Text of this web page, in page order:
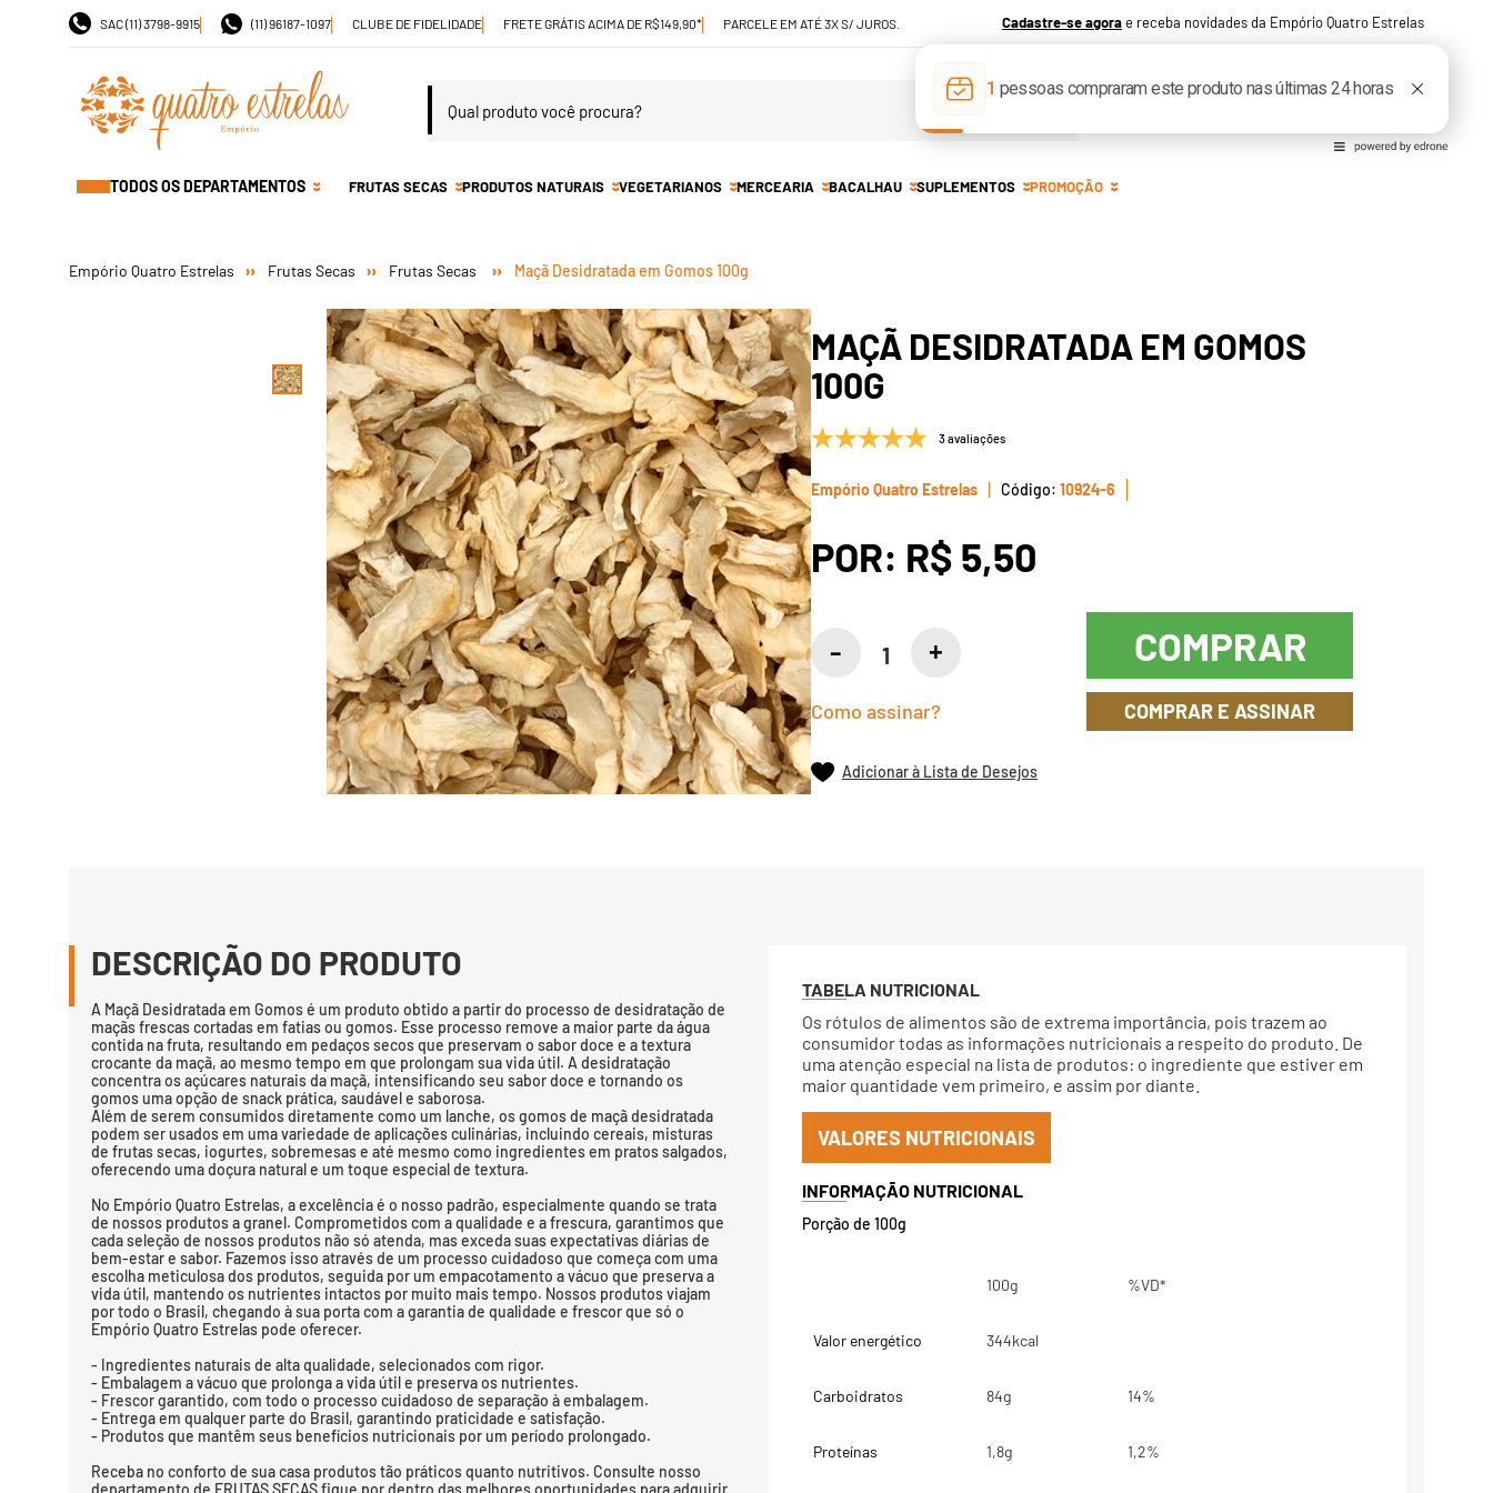
SAC (11) 3798-9915 (11) 96187-1097 CLUBE DE FIDELIDADE FRETE GRÁTIS ACIMA DE R$149,90* PARCELE EM ATÉ 3X S/ JUROS. Cadastre-se agorae receba novidades da Empório Quatro Estrelas
TODOS OS DEPARTAMENTOS FRUTAS SECAS PRODUTOS NATURAIS VEGETARIANOS MERCEARIA BACALHAU SUPLEMENTOS PROMOÇÃO
Frutas Secas Frutas Secas Maçã Desidratada em Gomos 100g
MAÇÃ DESIDRATADA EM GOMOS
100G
3 avaliações
Empório Quatro Estrelas 10924-6
POR: R$ 5,50
COMPRAR
Como assinar? COMPRAR E ASSINAR
Adicionar à Lista de Desejos
DESCRIÇÃO DO PRODUTO
A Maçã Desidratada em Gomos é um produto obtido a partir do processo de desidratação de
maçãs frescas cortadas em fatias ou gomos. Esse processo remove a maior parte da água
contida na fruta, resultando em pedaços secos que preservam o sabor doce e a textura
crocante da maçã, ao mesmo tempo em que prolongam sua vida útil. A desidratação
concentra os açúcares naturais da maçã, intensificando seu sabor doce e tornando os
gomos uma opção de snack prática, saudável e saborosa.
Além de serem consumidos diretamente como um lanche, os gomos de maçã desidratada
podem ser usados em uma variedade de aplicações culinárias, incluindo cereais, misturas
de frutas secas, iogurtes, sobremesas e até mesmo como ingredientes em pratos salgados,
oferecendo uma doçura natural e um toque especial de textura.
No Empório Quatro Estrelas, a excelência é o nosso padrão, especialmente quando se trata
de nossos produtos a granel. Comprometidos com a qualidade e a frescura, garantimos que
cada seleção de nossos produtos não só atenda, mas exceda suas expectativas diárias de
bem-estar e sabor. Fazemos isso através de um processo cuidadoso que começa com uma
escolha meticulosa dos produtos, seguida por um empacotamento a vácuo que preserva a
vida útil, mantendo os nutrientes intactos por muito mais tempo. Nossos produtos viajam
por todo o Brasil, chegando à sua porta com a garantia de qualidade e frescor que só o
Empório Quatro Estrelas pode oferecer.
- Ingredientes naturais de alta qualidade, selecionados com rigor.
- Embalagem a vácuo que prolonga a vida útil e preserva os nutrientes.
- Frescor garantido, com todo o processo cuidadoso de separação à embalagem.
- Entrega em qualquer parte do Brasil, garantindo praticidade e satisfação.
- Produtos que mantêm seus benefícios nutricionais por um período prolongado.
Receba no conforto de sua casa produtos tão práticos quanto nutritivos. Consulte nosso
departamento de FRUTAS SECAS fique por dentro das melhores oportunidades para adquirir
TABELA NUTRICIONAL
Os rótulos de alimentos são de extrema importância, pois trazem ao
consumidor todas as informações nutricionais a respeito do produto. De
uma atenção especial na lista de produtos: o ingrediente que estiver em
maior quantidade vem primeiro, e assim por diante.
VALORES NUTRICIONAIS
Porção de 100g
100g %VD*
Valor energético 344kcal
Carboidratos 84g 14%
Proteínas 1,8g 1,2%